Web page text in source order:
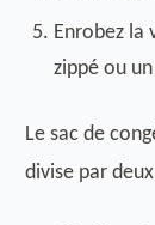
Enrobez la
zippé ou
Le sac de
divise par